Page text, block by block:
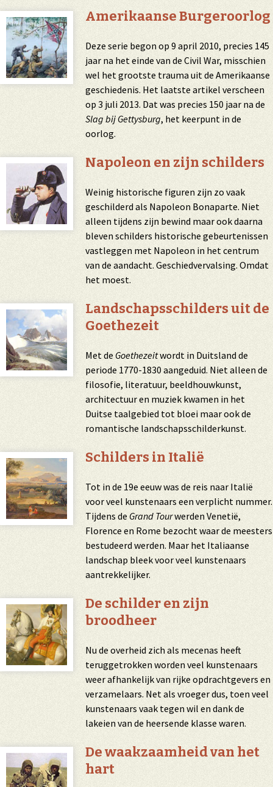
Amerikaanse Burgeroorlog
Deze serie begon op 9 april 2010, precies 145
jaar na het einde van de Civil War, misschien
wel het grootste trauma uit de Amerikaanse
geschiedenis. Het laatste artikel verscheen
op 3 juli 2013. Dat was precies 150 jaar na de
Slag bij Gettysburg, het keerpunt in de
oorlog.
Napoleon en zijn schilders
Weinig historische figuren zijn zo vaak
geschilderd als Napoleon Bonaparte. Niet
alleen tijdens zijn bewind maar ook daarna
bleven schilders historische gebeurtenissen
vastleggen met Napoleon in het centrum
van de aandacht. Geschiedvervalsing. Omdat
het moest.
Landschapsschilders uit de
Goethezeit
Met deGoethezeitwordt in Duitsland de
periode 1770-1830 aangeduid. Niet alleen de
filosofie, literatuur, beeldhouwkunst,
architectuur en muziek kwamen in het
Duitse taalgebied tot bloei maar ook de
romantische landschapsschilderkunst.
Schilders in Italië
Tot in de 19e eeuw was de reis naar Italië
voor veel kunstenaars een verplicht nummer.
Tijdens de Grand Tourwerden Venetië,
Florence en Rome bezocht waar de meesters
bestudeerd werden. Maar het Italiaanse
landschap bleek voor veel kunstenaars
aantrekkelijker.
De schilder en zijn
broodheer
Nu de overheid zich als mecenas heeft
teruggetrokken worden veel kunstenaars
weer afhankelijk van rijke opdrachtgevers en
verzamelaars. Net als vroeger dus, toen veel
kunstenaars vaak tegen wil en dank de
lakeien van de heersende klasse waren.
De waakzaamheid van het
hart